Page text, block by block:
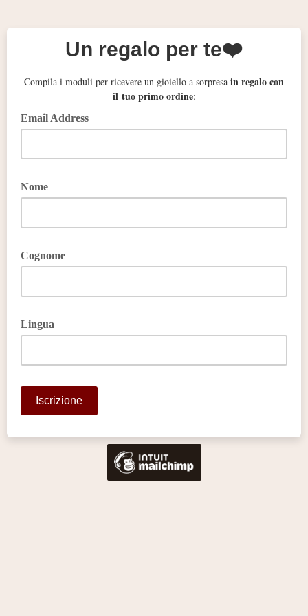
Un regalo per te❤️
Compila i moduli per ricevere un gioiello a sorpresa in regalo con
il tuo primo ordine:
Email Address
Nome
Cognome
Lingua